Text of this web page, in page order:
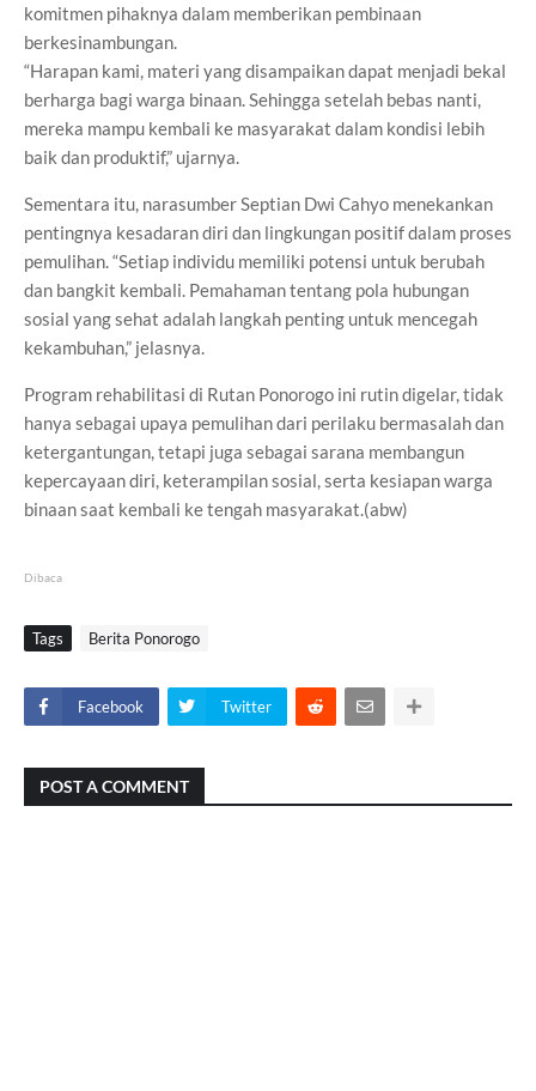
komitmen pihaknya dalam memberikan pembinaan
berkesinambungan.
“Harapan kami, materi yang disampaikan dapat menjadi bekal
berharga bagi warga binaan. Sehingga setelah bebas nanti,
mereka mampu kembali ke masyarakat dalam kondisi lebih
baik dan produktif,” ujarnya.
Sementara itu, narasumber Septian Dwi Cahyo menekankan
pentingnya kesadaran diri dan lingkungan positif dalam proses
pemulihan. “Setiap individu memiliki potensi untuk berubah
dan bangkit kembali. Pemahaman tentang pola hubungan
sosial yang sehat adalah langkah penting untuk mencegah
kekambuhan,” jelasnya.
Program rehabilitasi di Rutan Ponorogo ini rutin digelar, tidak
hanya sebagai upaya pemulihan dari perilaku bermasalah dan
ketergantungan, tetapi juga sebagai sarana membangun
kepercayaan diri, keterampilan sosial, serta kesiapan warga
binaan saat kembali ke tengah masyarakat.(abw)
Dibaca
Tags Berita Ponorogo
Facebook Twitter
POST A COMMENT